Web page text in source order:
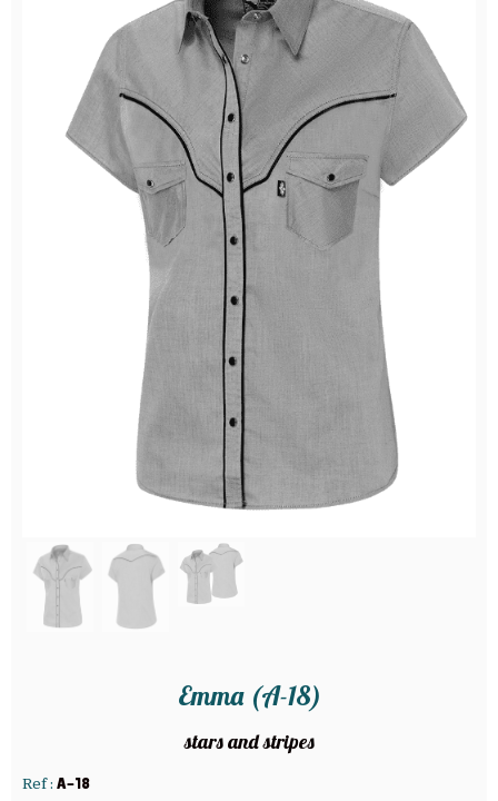
Emma (A-18)
stars and stripes
Ref : A-18